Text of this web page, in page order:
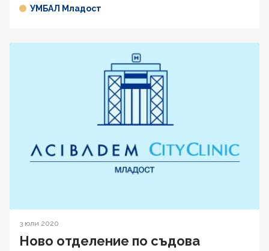
УМБАЛ Младост
3 юли 2020
Ново отделение по съдова